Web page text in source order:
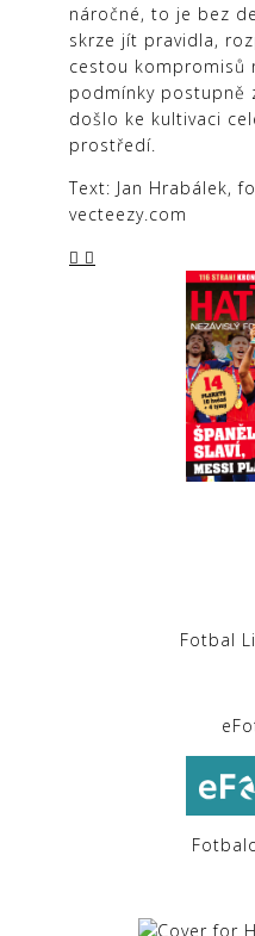
náročné, to je bez
skrze jít pravidla,
cestou kompromisů
podmínky postupně
došlo ke kultivaci
prostředí.
Text: Jan Hrabálek,
vecteezy.com
Fotbal